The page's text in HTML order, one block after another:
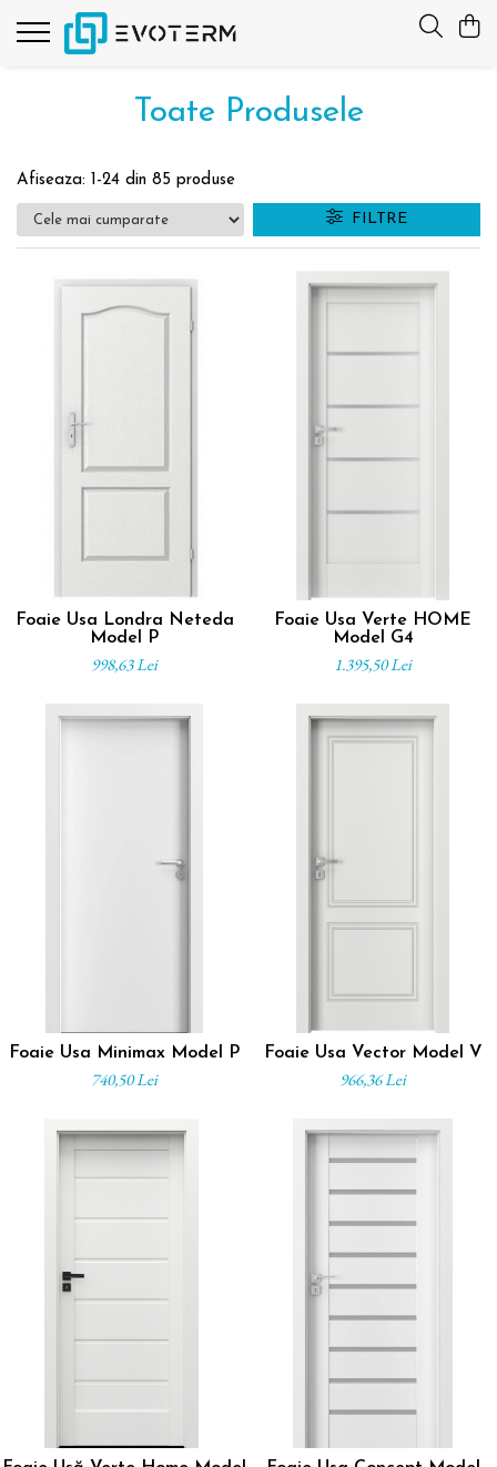
Toate Produsele
Afiseaza: 1-24 din 85 produse
FILTRE
Foaie Usa Londra Neteda
Model P
998,63 Lei
Foaie Usa Verte HOME
Model G4
1.395,50 Lei
Foaie Usa Minimax Model P
740,50 Lei
Foaie Usa Vector Model V
966,36 Lei